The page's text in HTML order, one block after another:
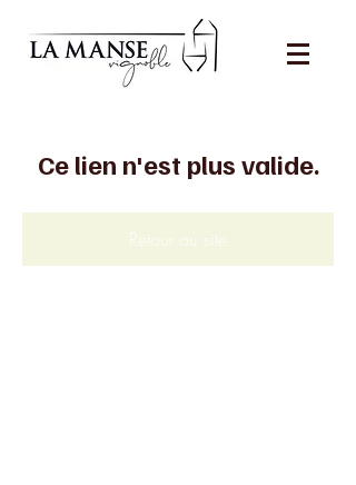
Ce lien n'est plus valide.
Retour au site